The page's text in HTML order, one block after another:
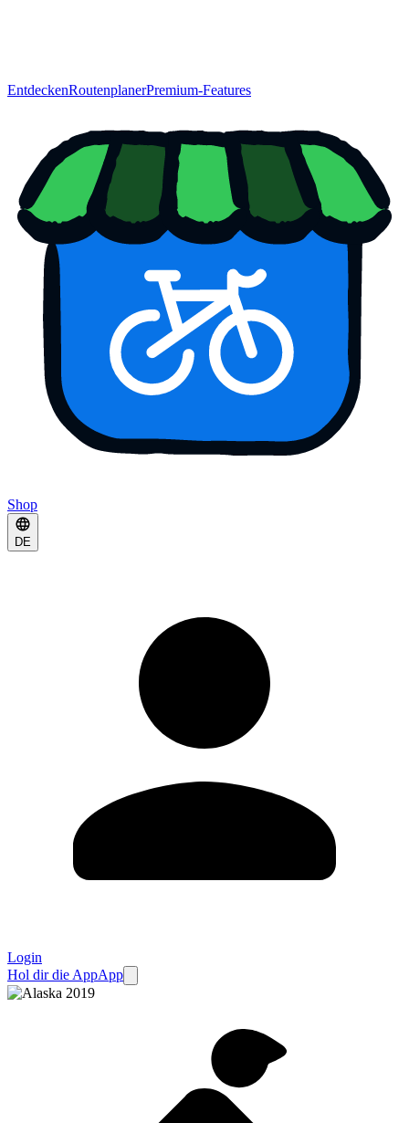
EntdeckenRoutenplanerPremium-Features
Shop
DE
Login
Hol dir die AppApp